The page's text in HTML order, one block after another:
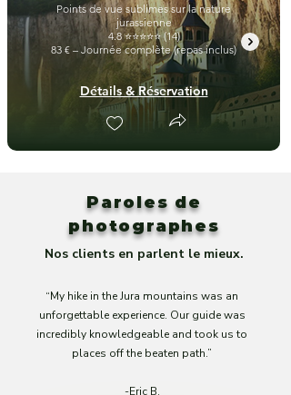
Points de vue sublimes sur la nature
jurassienne
4.8 ⭐⭐⭐⭐⭐ (14)
83 € – Journée complète (repas inclus)
Détails & Réservation
Paroles de
photographes
Nos clients en parlent le mieux.
“My hike in the Jura mountains was an
unforgettable experience. Our guide was
incredibly knowledgeable and took us to
places off the beaten path.”
-Eric B.